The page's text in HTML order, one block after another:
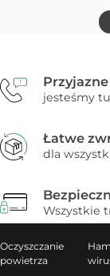
jesteśmy
Łatwe
dla
Wszystkie
Oczyszczanie
powietrza